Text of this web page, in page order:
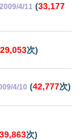
2009/4/11 (33,177
29,053次)
4/10 (42,777次)
39,863次)